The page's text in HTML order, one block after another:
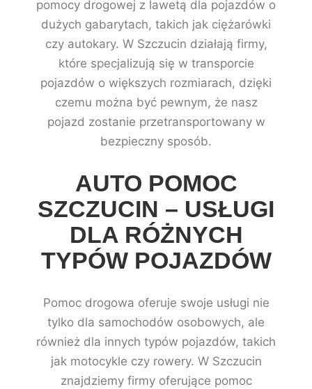
pomocy drogowej z lawetą dla pojazdów o
dużych gabarytach, takich jak ciężarówki
czy autokary. W Szczucin działają firmy,
które specjalizują się w transporcie
pojazdów o większych rozmiarach, dzięki
czemu można być pewnym, że nasz
pojazd zostanie przetransportowany w
bezpieczny sposób.
AUTO POMOC
SZCZUCIN – USŁUGI
DLA RÓŻNYCH
TYPÓW POJAZDÓW
Pomoc drogowa oferuje swoje usługi nie
tylko dla samochodów osobowych, ale
również dla innych typów pojazdów, takich
jak motocykle czy rowery. W Szczucin
znajdziemy firmy oferujące pomoc